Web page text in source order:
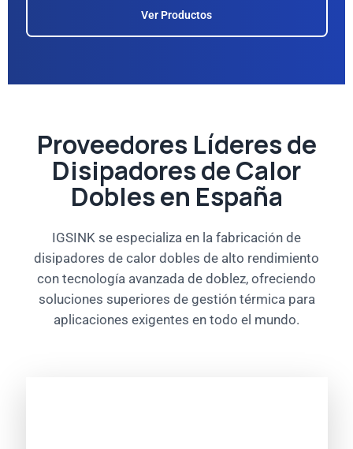
Ver Productos
Proveedores Líderes de
Disipadores de Calor
Dobles en España
IGSINK se especializa en la fabricación de
disipadores de calor dobles de alto rendimiento
con tecnología avanzada de doblez, ofreciendo
soluciones superiores de gestión térmica para
aplicaciones exigentes en todo el mundo.